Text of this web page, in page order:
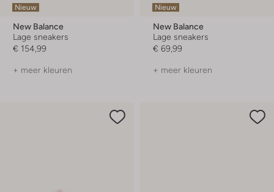
Nieuw
New Balance
Lage sneakers
€ 154,99
+ meer kleuren
Nieuw
New Balance
Lage sneakers
€ 69,99
+ meer kleuren